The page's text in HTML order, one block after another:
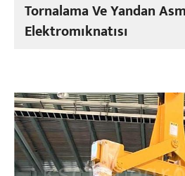
Tornalama Ve Yandan
Elektromıknatısı